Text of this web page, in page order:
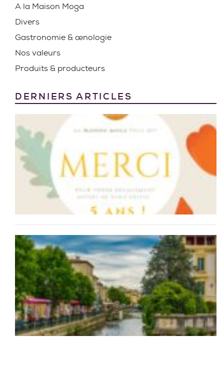
A la Maison Moga
Divers
Gastronomie & œnologie
Nos valeurs
Produits & producteurs
DERNIERS ARTICLES